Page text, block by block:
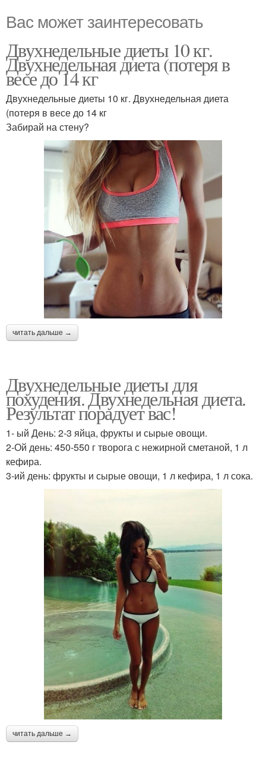
Вас может заинтересовать
Двухнедельные диеты 10 кг.
Двухнедельная диета (потеря в
весе до 14 кг
Двухнедельные диеты 10 кг. Двухнедельная диета
(потеря в весе до 14 кг
Забирай на стену?
читать дальше →
Двухнедельные диеты для
похудения. Двухнедельная диета.
Результат порадует вас!
1- ый День: 2-3 яйца, фрукты и сырые овощи.
2-Ой день: 450-550 г творога с нежирной сметаной, 1 л
кефира.
3-ий день: фрукты и сырые овощи, 1 л кефира, 1 л сока.
читать дальше →